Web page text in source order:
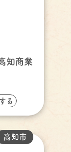
知商業
る
高知市